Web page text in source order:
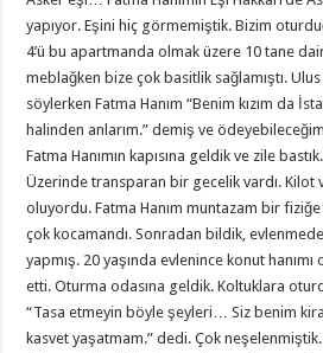
yapıyor. Eşini hiç görmemiştik. Bizim
4’ü bu apartmanda olmak üzere 10 tane
meblağken bize çok basitlik sağlamıştı.
söylerken Fatma Hanım “Benim kızım da
halinden anlarım.” demiş ve
Fatma Hanımın kapısına geldik ve zile bastık.
Üzerinde transparan bir gecelik vardı. Kilot
oluyordu. Fatma Hanım muntazam bir
çok kocamandı. Sonradan bildik,
yapmış. 20 yaşında evlenince konut
etti. Oturma odasına geldik. Koltuklara
“Tasa etmeyin böyle şeyleri… Siz benim
kasvet yaşatmam.” dedi. Çok neşelenmiştik.